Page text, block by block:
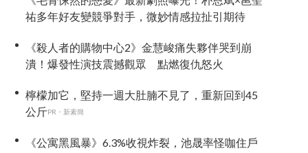
祐多年好友變競爭對手，微妙情感拉扯引期待
《殺人者的購物中心2》金慧峻痛失夥伴哭到崩
潰！爆發性演技震撼觀眾 點燃復仇怒火
檸檬加它，堅持一週大肚腩不見了，重新回到45
公斤PR・新素簡
《公寓黑風暴》6.3%收視炸裂，池晟率怪咖住戶